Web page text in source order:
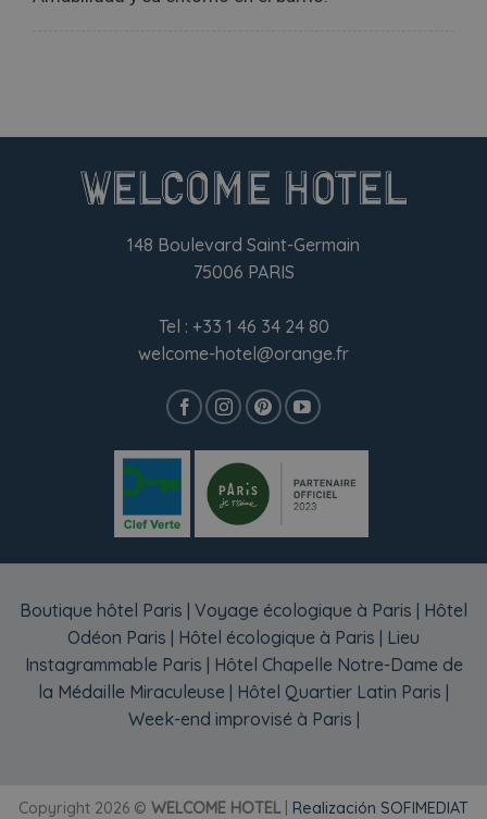
148 Boulevard Saint-Germain
75006 PARIS
Tel : +33 1 46 34 24 80
welcome-hotel@orange.fr
Boutique hôtel Paris | Voyage écologique à Paris | Hôtel
Odéon Paris | Hôtel écologique à Paris | Lieu
Instagrammable Paris | Hôtel Chapelle Notre-Dame de
la Médaille Miraculeuse | Hôtel Quartier Latin Paris |
Week-end improvisé à Paris |
Copyright 2026 © WELCOME HOTEL Realización SOFIMEDIAT